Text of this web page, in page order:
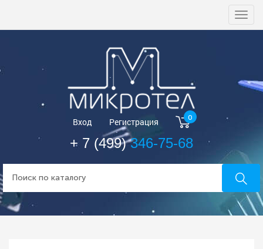
Вход Регистрация 0
+ 7 (499)346-75-68